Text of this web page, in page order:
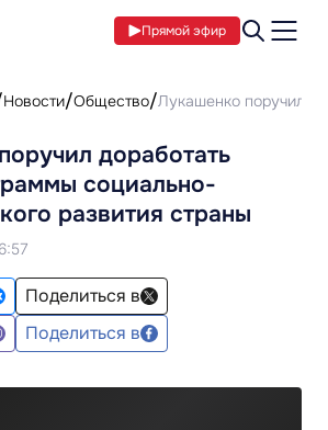
Прямой эфир
Новости Общество Лукашенко поручил
доработать
социально-
развития страны
Поделиться в
Поделиться в